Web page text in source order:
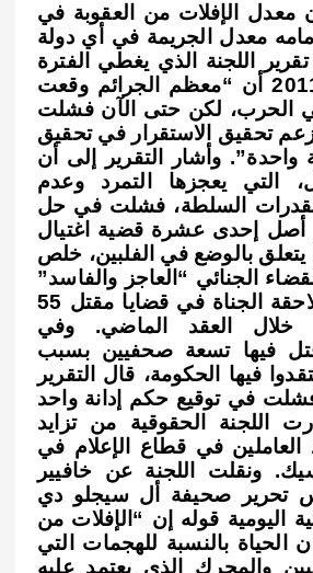
معدل الإفلات من العقوبة في
معدل الجريمة في أي دولة
اللجنة الذي يغطي الفترة
من 2002 إلى 2011 أن “معظم الجرائم وقعت
الحرب، لكن حتى الآن فشلت
تحقيق الاستقرار في تحقيق
واحدة”. وأشار التقرير إلى أن
التي يعجزها التمرد وعدم
السلطة، فشلت في حل
إحدى عشرة قضية اغتيال
يتعلق بالوضع في الفلبين، خلص
الجنائي “العاجز والفاسد”
لم يتمكن من ملاحقة الجناة في قضايا مقتل 55
العقد الماضي. وفي
قتل فيها تسعة صحفيين بسبب
فيها الحكومة، قال التقرير
فشلت في توقيع حكم إدانة واحد
اللجنة الحقوقية من تزايد
في قطاع الإعلام في
ونقلت اللجنة عن خافيير
تحرير صحيفة أل سيجلو دي
اليومية قوله إن “الإفلات من
الحياة بالنسبة للهجمات التي
والمحرك الذي يعتمد عليه